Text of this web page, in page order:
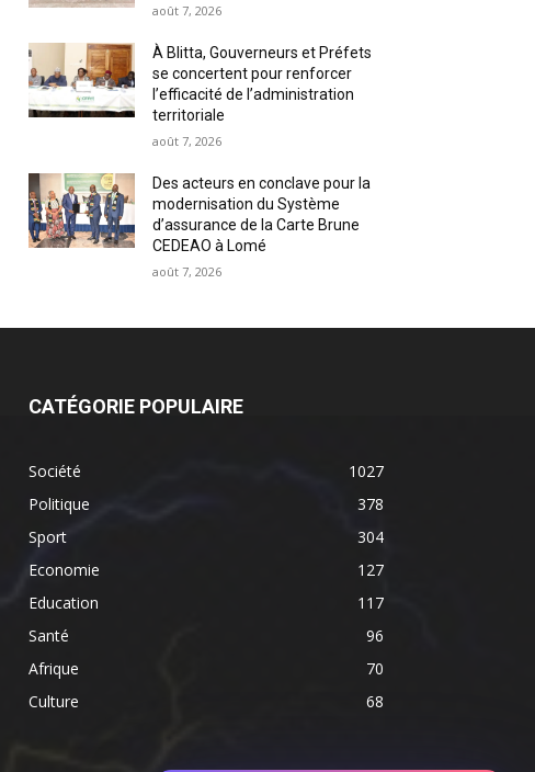
août 7, 2026
À Blitta, Gouverneurs et Préfets
se concertent pour renforcer
l’efficacité de l’administration
territoriale
août 7, 2026
Des acteurs en conclave pour la
modernisation du Système
d’assurance de la Carte Brune
CEDEAO à Lomé
août 7, 2026
CATÉGORIE POPULAIRE
Société
1027
Politique
378
Sport
304
Economie
127
Education
117
Santé
96
Afrique
70
Culture
68